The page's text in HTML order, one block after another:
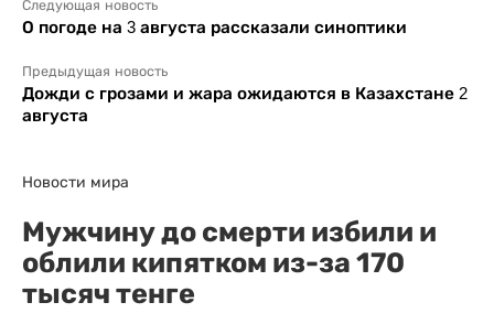
Следующая новость
О погоде на 3 августа рассказали синоптики
Предыдущая новость
Дожди с грозами и жара ожидаются в Казахстане 2
августа
Новости мира
Мужчину до смерти избили и
облили кипятком из-за 170
тысяч тенге